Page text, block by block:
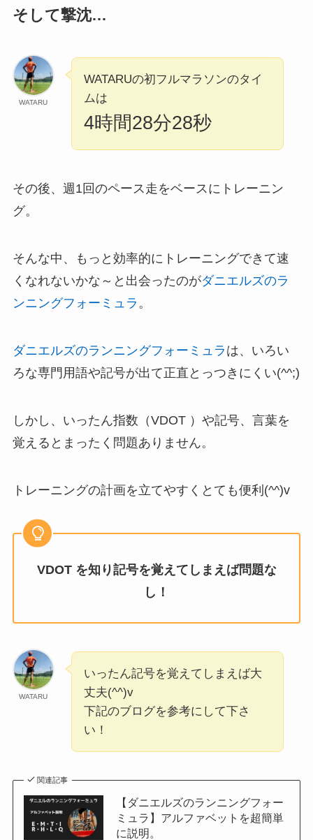
そして撃沈…
WATARU
WATARUの初フルマラソンのタイ
ムは
4時間28分28秒
その後、週1回のペース走をベースにトレーニン
グ。
そんな中、もっと効率的にトレーニングできて速
くなれないかな～と出会ったのがダニエルズのラ
ンニングフォーミュラ 。
ダニエルズのランニングフォーミュラ は、いろい
ろな専門用語や記号が出て正直とっつきにくい(^^;)
しかし、いったん指数（VDOT ）や記号、言葉を
覚えるとまったく問題ありません。
トレーニングの計画を立てやすくとても便利(^^)v
VDOT を知り記号を覚えてしまえば問題な
し！
WATARU
いったん記号を覚えてしまえば大
丈夫(^^)v
下記のブログを参考にして下さ
い！
関連記事
【ダニエルズのランニングフォー
ミュラ】アルファベットを超簡単
に説明。